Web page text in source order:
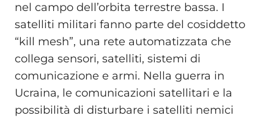
nel campo dell’orbita terrestre bassa. I
satelliti militari fanno parte del cosiddetto
“kill mesh”, una rete automatizzata che
collega sensori, satelliti, sistemi di
comunicazione e armi. Nella guerra in
Ucraina, le comunicazioni satellitari e la
possibilità di disturbare i satelliti nemici